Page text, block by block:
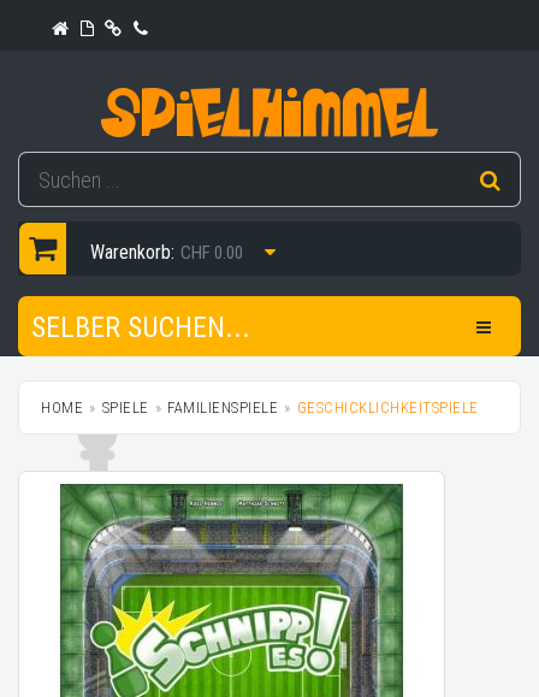
Warenkorb: CHF 0.00
SELBER SUCHEN...
HOME SPIELE FAMILIENSPIELE GESCHICKLICHKEITSPIELE